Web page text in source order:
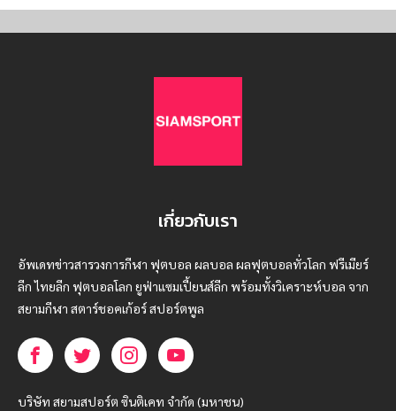
เกี่ยวกับเรา
อัพเดทข่าวสารวงการกีฬา ฟุตบอล ผลบอล ผลฟุตบอลทั่วโลก ฟรีเมียร์
ลีก ไทยลีก ฟุตบอลโลก ยูฟ่าแซมเปี้ยนส์ลีก พร้อมทั้งวิเคราะห์บอล จาก
สยามกีฬา สตาร์ชอคเก้อร์ สปอร์ตพูล
บริษัท สยามสปอร์ต ซินติเคท จำกัด (มหาชน)